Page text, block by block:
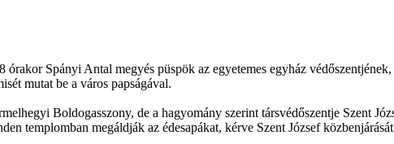
Spányi Antal megyés püspök az egyetemes egyház
mutat be a város papságával.
Boldogasszony, de a hagyomány szerint társvédőszentje Szent
templomban megáldják az édesapákat, kérve Szent József